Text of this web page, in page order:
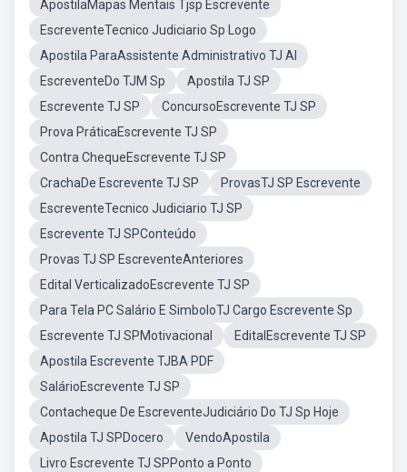
ApostilaMapas Mentais Tjsp Escrevente
EscreventeTecnico Judiciario Sp Logo
Apostila ParaAssistente Administrativo TJ Al
EscreventeDo TJM Sp
Apostila TJ SP
Escrevente TJ SP
ConcursoEscrevente TJ SP
Prova PráticaEscrevente TJ SP
Contra ChequeEscrevente TJ SP
CrachaDe Escrevente TJ SP
ProvasTJ SP Escrevente
EscreventeTecnico Judiciario TJ SP
Escrevente TJ SPConteúdo
Provas TJ SP EscreventeAnteriores
Edital VerticalizadoEscrevente TJ SP
Para Tela PC Salário E SimboloTJ Cargo Escrevente Sp
Escrevente TJ SPMotivacional
EditalEscrevente TJ SP
Apostila Escrevente TJBA PDF
SalárioEscrevente TJ SP
Contacheque De EscreventeJudiciário Do TJ Sp Hoje
Apostila TJ SPDocero
VendoApostila
Livro Escrevente TJ SPPonto a Ponto